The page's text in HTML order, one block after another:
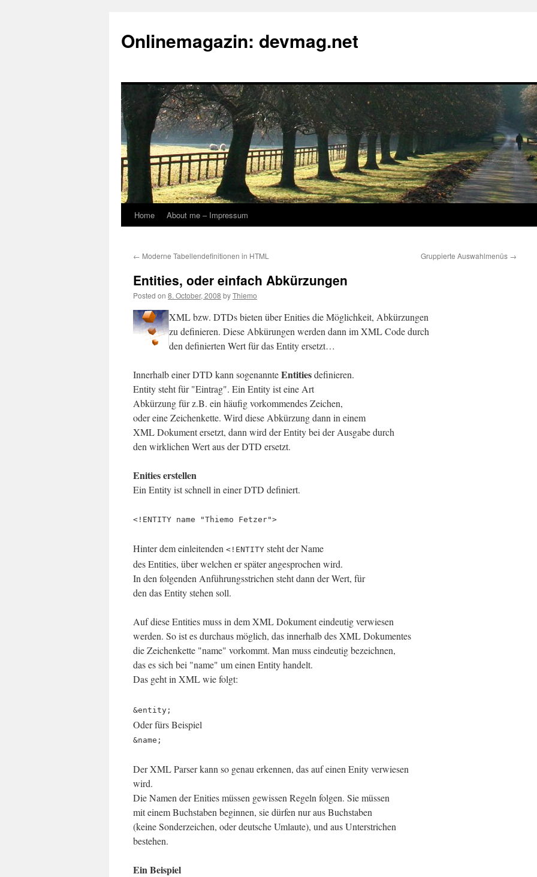
Onlinemagazin: devmag.net
Skip
content
Home About me – Impressum
← Moderne Tabellendefinitionen in HTML Gruppierte Auswahlmenüs →
Entities, oder einfach Abkürzungen
Posted on 8. October, 2008 byThiemo
XML bzw. DTDs bieten über Enities die Möglichkeit, Abkürzungen
zu definieren. Diese Abkürungen werden dann im XML Code durch
den definierten Wert für das Entity ersetzt…
Innerhalb einer DTD kann sogenannteEntitiesdefinieren.
Entity steht für "Eintrag". Ein Entity ist eine Art
Abkürzung für z.B. ein häufig vorkommendes Zeichen,
oder eine Zeichenkette. Wird diese Abkürzung dann in einem
XML Dokument ersetzt, dann wird der Entity bei der Ausgabe durch
den wirklichen Wert aus der DTD ersetzt.
Enities erstellen
Ein Entity ist schnell in einer DTD definiert.
<!ENTITY name "Thiemo Fetzer">
Hinter dem einleitenden <!ENTITY steht der Name
des Entities, über welchen er später angesprochen wird.
In den folgenden Anführungsstrichen steht dann der Wert, für
den das Entity stehen soll.
Auf diese Entities muss in dem XML Dokument eindeutig verwiesen
werden. So ist es durchaus möglich, das innerhalb des XML Dokumentes
die Zeichenkette "name" vorkommt. Man muss eindeutig bezeichnen,
das es sich bei "name" um einen Entity handelt.
Das geht in XML wie folgt:
&entity;
Oder fürs Beispiel
&name;
Der XML Parser kann so genau erkennen, das auf einen Enity verwiesen
wird.
Die Namen der Enities müssen gewissen Regeln folgen. Sie müssen
mit einem Buchstaben beginnen, sie dürfen nur aus Buchstaben
(keine Sonderzeichen, oder deutsche Umlaute), und aus Unterstrichen
bestehen.
Ein Beispiel